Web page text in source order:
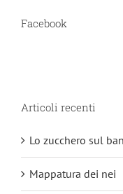
Facebook
Articoli recenti
Lo zucchero sul
Mappatura dei nei